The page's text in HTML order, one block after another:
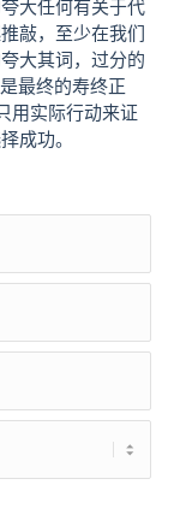
大任何有关于代
敲，至少在我们
大其词，过分的
最终的寿终正
用实际行动来证
成功。